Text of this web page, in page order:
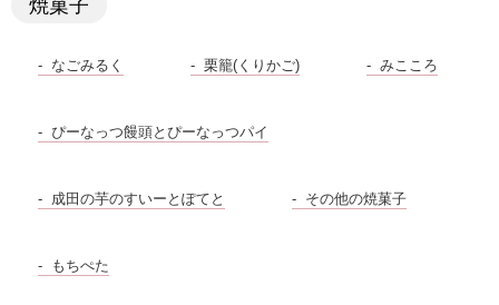
焼菓子
なごみるく 栗籠(くりかご) みこころ
ぴーなっつ饅頭とぴーなっつパイ
成田の芋のすいーとぽてと その他の焼菓子
もちぺた